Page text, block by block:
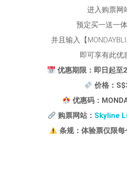
进入购票网
预定买一送一
并且输入【
即可享有此优
优惠期限：即日起至
价格：
优惠码：
购票网站： Skyline
条规：体验票仅限每